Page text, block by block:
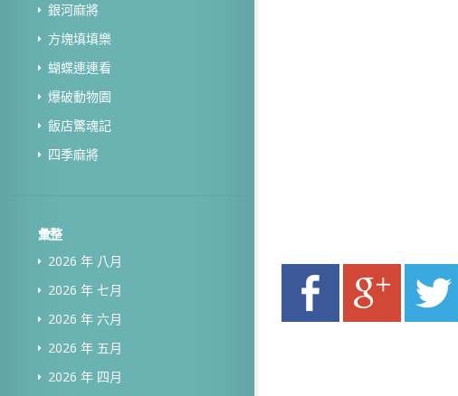
銀河麻將
方塊填填樂
蝴蝶連連看
爆破動物園
飯店驚魂記
四季麻將
彙整
2026 年 八月
2026 年 七月
2026 年 六月
2026 年 五月
2026 年 四月